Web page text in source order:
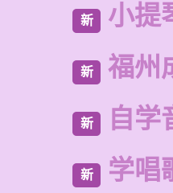
新 小提
新 福州
新 自学
新 学唱